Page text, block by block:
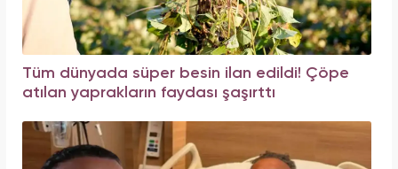
Tüm dünyada süper besin ilan edildi! Çöpe
atılan yaprakların faydası şaşırttı